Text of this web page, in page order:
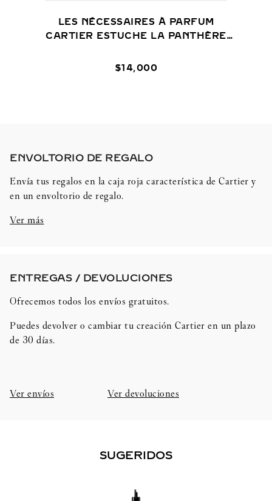
LES NÉCESSAIRES À PARFUM
CARTIER ESTUCHE LA PANTHÈRE
$14,000
ENVOLTORIO DE REGALO​
Envía tus regalos en la caja roja característica de Cartier y
en un envoltorio de regalo.
Ver más
ENTREGAS / DEVOLUCIONES​
Ofrecemos todos los envíos gratuitos.
Puedes devolver o cambiar tu creación Cartier en un plazo
de 30 días.​
Ver envíos Ver devoluciones
SUGERIDOS